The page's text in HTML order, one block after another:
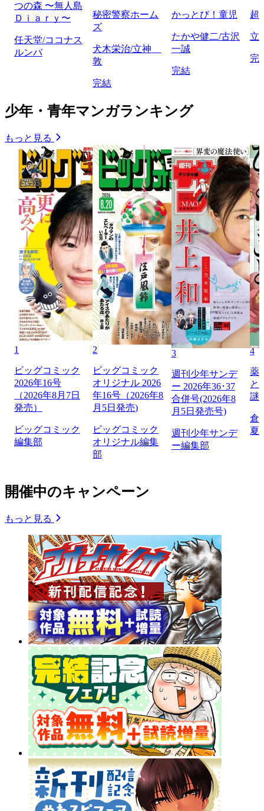
つの森 〜無人島
Ｄｉａｒｙ〜
任天堂/ココナス
ルンバ
秘密警察ホーム
ズ
犬木栄治/立神
敦
完結
かっとび！童児
たかや健二/古沢
一誠
完結
超
立
完
少年・青年マンガランキング
もっと見る
1
ビッグコミック
2026年16号
（2026年8月7日
発売）
ビッグコミック
編集部
2
ビッグコミック
オリジナル 2026
年16号（2026年8
月5日発売)
ビッグコミック
オリジナル編集
部
3
週刊少年サンデ
ー 2026年36･37
合併号(2026年8
月5日発売号)
週刊少年サンデ
ー編集部
4
薬
と
謎
倉
夏
開催中のキャンペーン
もっと見る